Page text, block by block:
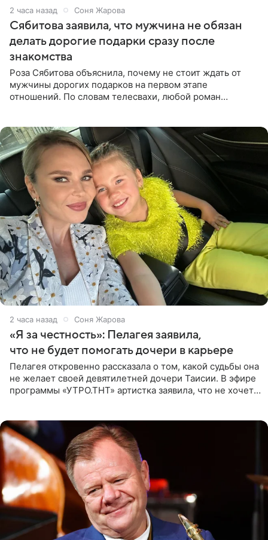
2 часа назад Соня Жарова
Сябитова заявила, что мужчина не обязан
делать дорогие подарки сразу после
знакомства
Роза Сябитова объяснила, почему не стоит ждать от
мужчины дорогих подарков на первом этапе
отношений. По словам телесвахи, любой роман
2 часа назад Соня Жарова
«Я за честность»: Пелагея заявила,
что не будет помогать дочери в карьере
Пелагея откровенно рассказала о том, какой судьбы она
не желает своей девятилетней дочери Таисии. В эфире
программы «УТРО.ТНТ» артистка заявила, что не хочет